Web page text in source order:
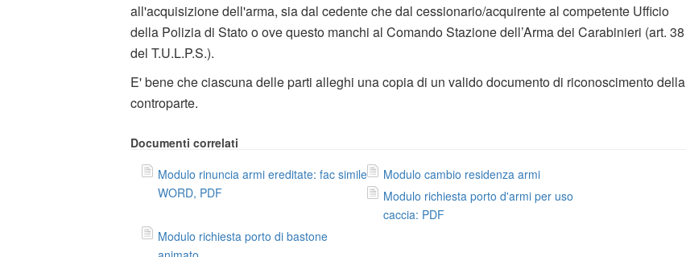
all'acquisizione dell'arma, sia dal cedente che dal cessionario/acquirente al competente Ufficio
della Polizia di Stato o ove questo manchi al Comando Stazione dell’Arma dei Carabinieri (art. 38
del T.U.L.P.S.).
E' bene che ciascuna delle parti alleghi una copia di un valido documento di riconoscimento della
controparte.
Documenti correlati
Modulo rinuncia armi ereditate: fac simile
WORD, PDF
Modulo cambio residenza armi
Modulo richiesta porto d'armi per uso
caccia: PDF
Modulo richiesta porto di bastone